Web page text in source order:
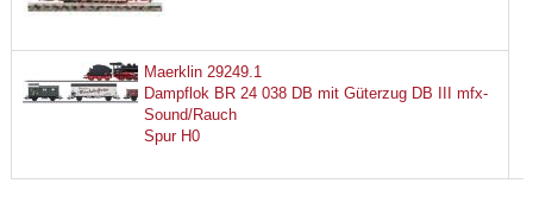
Maerklin 29249.1
Dampflok BR 24 038 DB mit Güterzug DB III mfx-
Sound/Rauch
Spur H0